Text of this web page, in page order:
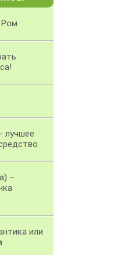
лучшее
–
или